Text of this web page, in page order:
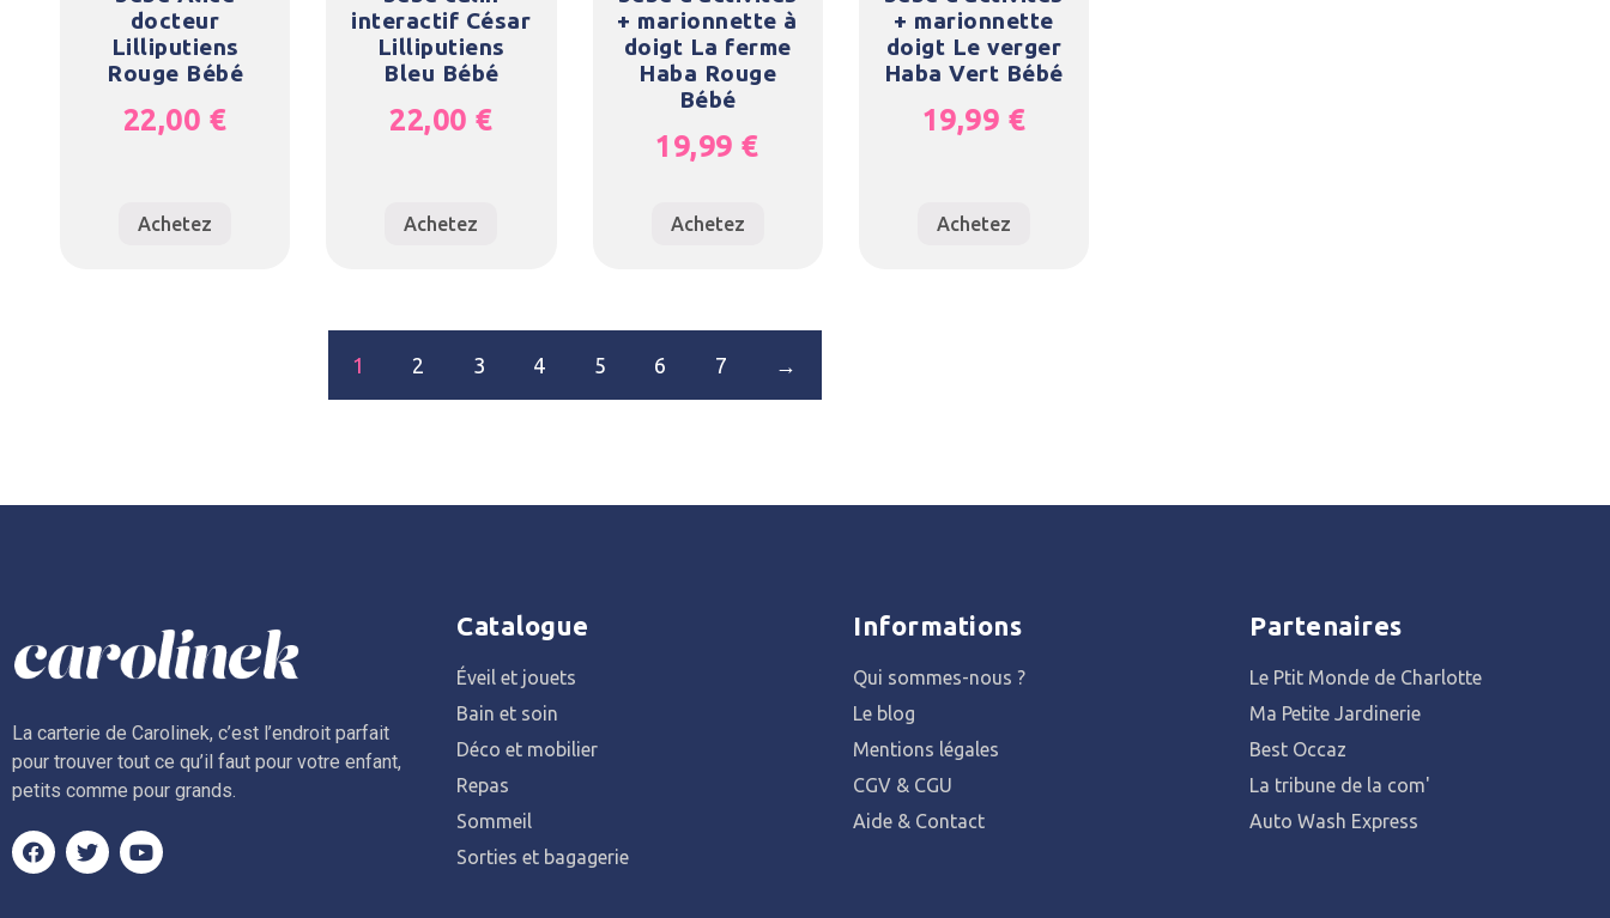
docteur
Lilliputiens
Rouge Bébé
22,00 €
Achetez
interactif César
Lilliputiens
Bleu Bébé
22,00 €
Achetez
+ marionnette à
doigt La ferme
Haba Rouge
Bébé
19,99 €
Achetez
+ marionnette
doigt Le verger
Haba Vert Bébé
19,99 €
Achetez
1 2 3 4 5 6 7 →
La carterie de Carolinek, c’est l’endroit parfait
pour trouver tout ce qu’il faut pour votre enfant,
petits comme pour grands.
Catalogue
Éveil et jouets
Bain et soin
Déco et mobilier
Repas
Sommeil
Sorties et bagagerie
Informations
Qui sommes-nous ?
Le blog
Mentions légales
CGV & CGU
Aide & Contact
Partenaires
Le Ptit Monde de Charlotte
Ma Petite Jardinerie
Best Occaz
La tribune de la com'
Auto Wash Express